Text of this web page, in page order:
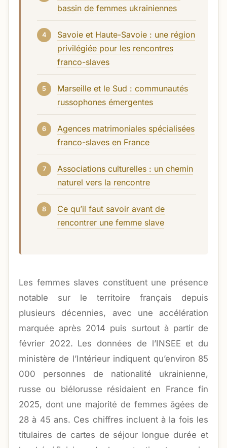
bassin de femmes ukrainiennes
Savoie et Haute-Savoie : une région
privilégiée pour les rencontres
franco-slaves
Marseille et le Sud : communautés
russophones émergentes
Agences matrimoniales spécialisées
franco-slaves en France
Associations culturelles : un chemin
naturel vers la rencontre
Ce qu’il faut savoir avant de
rencontrer une femme slave
Les femmes slaves constituent une présence
notable sur le territoire français depuis
plusieurs décennies, avec une accélération
marquée après 2014 puis surtout à partir de
février 2022. Les données de l’INSEE et du
ministère de l’Intérieur indiquent qu’environ 85
000 personnes de nationalité ukrainienne,
russe ou biélorusse résidaient en France fin
2025, dont une majorité de femmes âgées de
28 à 45 ans. Ces chiffres incluent à la fois les
titulaires de cartes de séjour longue durée et